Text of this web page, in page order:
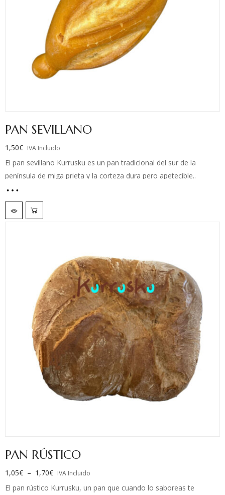
PAN SEVILLANO
1,50€ IVA Incluido
El pan sevillano Kurrusku es un pan tradicional del sur de la
península de miga prieta y la corteza dura pero apetecible..
El pan sevillano, es un pan de miga muy prieta, lo que se conoce
como pan amacerado o candeal, es un pan de baja hidratación y
alveolada, se amasa a rodillo para que carezca de alveolos y por
lo tanto tenga una miga prieta pero deliciosa.
PAN RÚSTICO
1,05€ – 1,70€ IVA Incluido
El pan rústico Kurrusku, un pan que cuando lo saboreas te